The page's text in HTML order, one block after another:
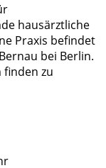
hausärztliche
Praxis befindet
bei Berlin.
finden zu